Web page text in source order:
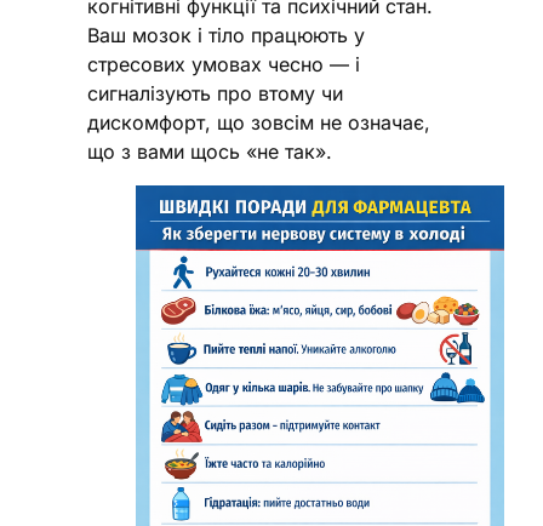
когнітивні функції та психічний стан.
Ваш мозок і тіло працюють у
стресових умовах чесно — і
сигналізують про втому чи
дискомфорт, що зовсім не означає,
що з вами щось «не так».